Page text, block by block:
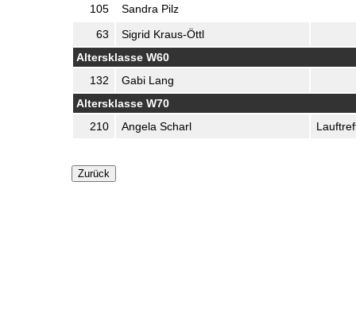
105
Sandra Pilz
63
Sigrid Kraus-Öttl
Altersklasse W60
132
Gabi Lang
Altersklasse W70
210
Angela Scharl